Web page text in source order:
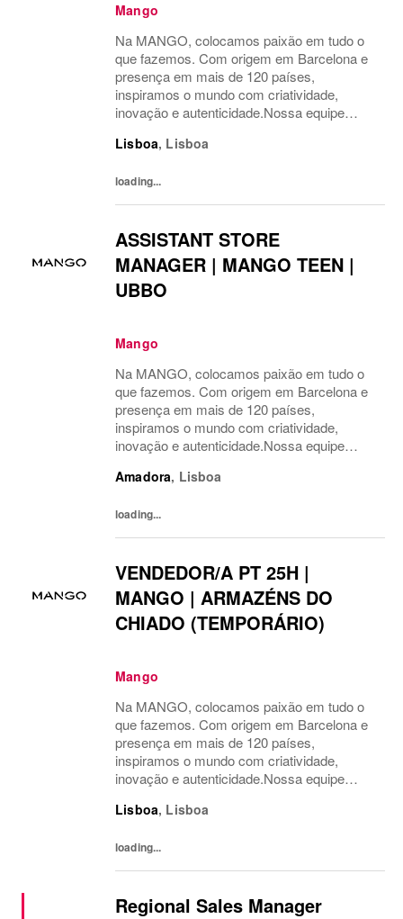
Mango
Na MANGO, colocamos paixão em tudo o
que fazemos. Com origem em Barcelona e
presença em mais de 120 países,
inspiramos o mundo com criatividade,
inovação e autenticidade.Nossa equipe
Temos orgulho em levar a moda além,
Lisboa, Lisboa
loading...
ASSISTANT STORE
MANAGER | MANGO TEEN |
UBBO
Mango
Na MANGO, colocamos paixão em tudo o
que fazemos. Com origem em Barcelona e
presença em mais de 120 países,
inspiramos o mundo com criatividade,
inovação e autenticidade.Nossa equipe
Temos orgulho em levar a moda além,
Amadora, Lisboa
loading...
VENDEDOR/A PT 25H |
MANGO | ARMAZÉNS DO
CHIADO (TEMPORÁRIO)
Mango
Na MANGO, colocamos paixão em tudo o
que fazemos. Com origem em Barcelona e
presença em mais de 120 países,
inspiramos o mundo com criatividade,
inovação e autenticidade.Nossa equipe
Temos orgulho em levar a moda além,
Lisboa, Lisboa
loading...
Regional Sales Manager